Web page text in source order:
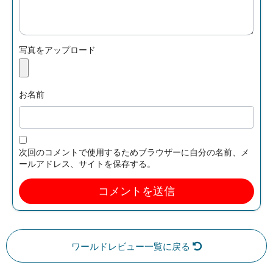
写真をアップロード
お名前
次回のコメントで使用するためブラウザーに自分の名前、メ
ールアドレス、サイトを保存する。
ワールドレビュー一覧に戻る